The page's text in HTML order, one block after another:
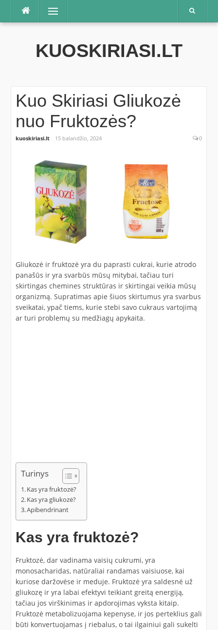
Praleisti
Meniu
KUOSKIRIASI.LT
Kuo Skiriasi Gliukozė
nuo Fruktozės?
kuoskiriasi.lt 15 balandžio, 2024 0
Gliukozė ir fruktozė yra du paprasti cukrai, kurie atrodo
panašūs ir yra svarbūs mūsų mitybai, tačiau turi
skirtingas chemines struktūras ir skirtingai veikia mūsų
organizmą. Supratimas apie šiuos skirtumus yra svarbus
sveikatai, ypač tiems, kurie stebi savo cukraus vartojimą
ar turi problemų su medžiagų apykaita.
Turinys
Kas yra fruktozė?
Kas yra gliukozė?
Apibendrinant
Kas yra fruktozė?
Fruktozė, dar vadinama vaisių cukrumi, yra
monosacharidas, natūraliai randamas vaisiuose, kai
kuriose daržovėse ir meduje. Fruktozė yra saldesnė už
gliukozę ir yra labai efektyvi teikiant greitą energiją,
tačiau jos virškinimas ir apdorojimas vyksta kitaip.
Fruktozė metabolizuojama kepenyse, ir jos perteklius gali
būti konvertuojamas į riebalus, o tai ilgainiui gali sukelti